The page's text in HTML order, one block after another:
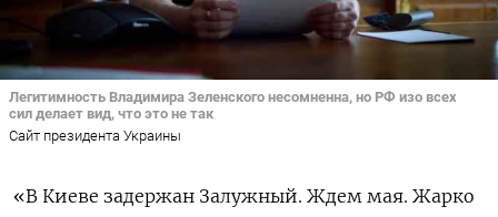
Легитимность Владимира Зеленского несомненна, но РФ изо всех
сил делает вид, что это не так
Сайт президента Украины
«В Киеве задержан Залужный. Ждем мая. Жарко